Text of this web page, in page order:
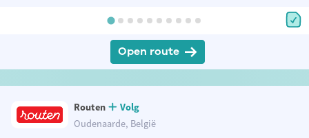
Open route
Routen
Volg
Oudenaarde, België